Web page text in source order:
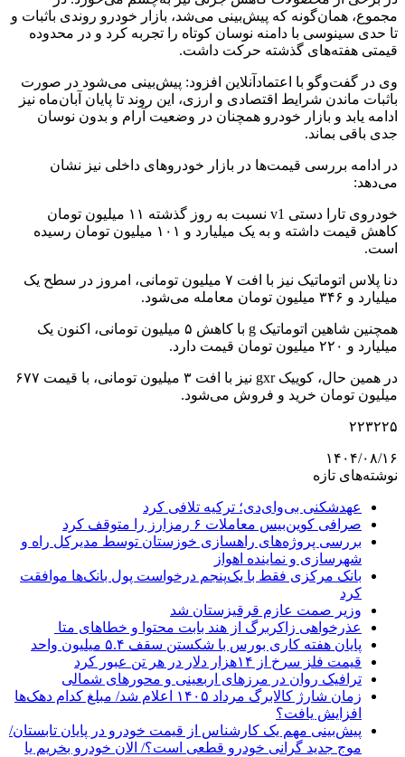
مجموع، همان‌گونه که پیش‌بینی می‌شد، بازار خودرو روندی باثبات و
تا حدی سینوسی با دامنه نوسان کوتاه را تجربه کرد و در محدوده
قیمتی هفته‌های گذشته حرکت داشت.
وی در گفت‌وگو با اعتمادآنلاین افزود: پیش‌بینی می‌شود در صورت
باثبات ماندن شرایط اقتصادی و ارزی، این روند تا پایان آبان‌ماه نیز
ادامه یابد و بازار خودرو همچنان در وضعیت آرام و بدون نوسان
جدی باقی بماند.
در ادامه بررسی قیمت‌ها در بازار خودروهای داخلی نیز نشان
می‌دهد:
خودروی تارا دستی v1 نسبت به روز گذشته ۱۱ میلیون تومان
کاهش قیمت داشته و به یک میلیارد و ۱۰۱ میلیون تومان رسیده
است.
دنا پلاس اتوماتیک نیز با افت ۷ میلیون تومانی، امروز در سطح یک
میلیارد و ۳۴۶ میلیون تومان معامله می‌شود.
همچنین شاهین اتوماتیک g با کاهش ۵ میلیون تومانی، اکنون یک
میلیارد و ۲۲۰ میلیون تومان قیمت دارد.
در همین حال، کوییک gxr نیز با افت ۳ میلیون تومانی، با قیمت ۶۷۷
میلیون تومان خرید و فروش می‌شود.
۲۲۳۲۲۵
۱۴۰۴/۰۸/۱۶
نوشته‌های تازه
عهدشکنی بی‌وای‌دی؛ ترکیه تلافی کرد
صرافی کوین‌بیس معاملات ۶ رمزارز را متوقف کرد
بررسی پروژه‌های راهسازی خوزستان توسط مدیرکل راه و
شهرسازی و نماینده اهواز
بانک مرکزی فقط با یک‌‎پنجم درخواست پول بانک‌ها موافقت
کرد
وزیر صمت عازم قرقیزستان شد
عذرخواهی زاکربرگ از هند بابت محتوا و خطاهای متا
پایان هفته کاری بورس با شکستن سقف ۵.۴ میلیون واحد
قیمت فلز سرخ از ۱۴هزار دلار در هر تن عبور کرد
ترافیک روان در مرزهای اربعینی و محورهای شمالی
زمان شارژ کالابرگ مرداد ۱۴۰۵ اعلام شد/ مبلغ کدام دهک‌ها
افزایش یافت؟
پیش‌بینی مهم یک کارشناس از قیمت خودرو در پایان تابستان/
موج جدید گرانی خودرو قطعی است؟/ الان خودرو بخریم یا